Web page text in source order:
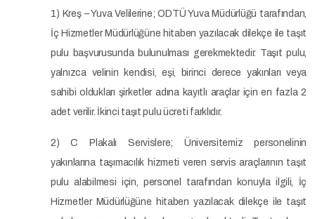
1) Kreş – Yuva Velilerine; ODTÜ Yuva Müdürlüğü tarafından,
İç Hizmetler Müdürlüğüne hitaben yazılacak dilekçe ile taşıt
pulu başvurusunda bulunulması gerekmektedir. Taşıt pulu,
yalnızca velinin kendisi, eşi, birinci derece yakınları veya
sahibi oldukları şirketler adına kayıtlı araçlar için en fazla 2
adet verilir. İkinci taşıt pulu ücreti farklıdır.
2) C Plakalı Servislere; Üniversitemiz personelinin
yakınlarına taşımacılık hizmeti veren servis araçlarının taşıt
pulu alabilmesi için, personel tarafından konuyla ilgili, İç
Hizmetler Müdürlüğüne hitaben yazılacak dilekçe ile taşıt